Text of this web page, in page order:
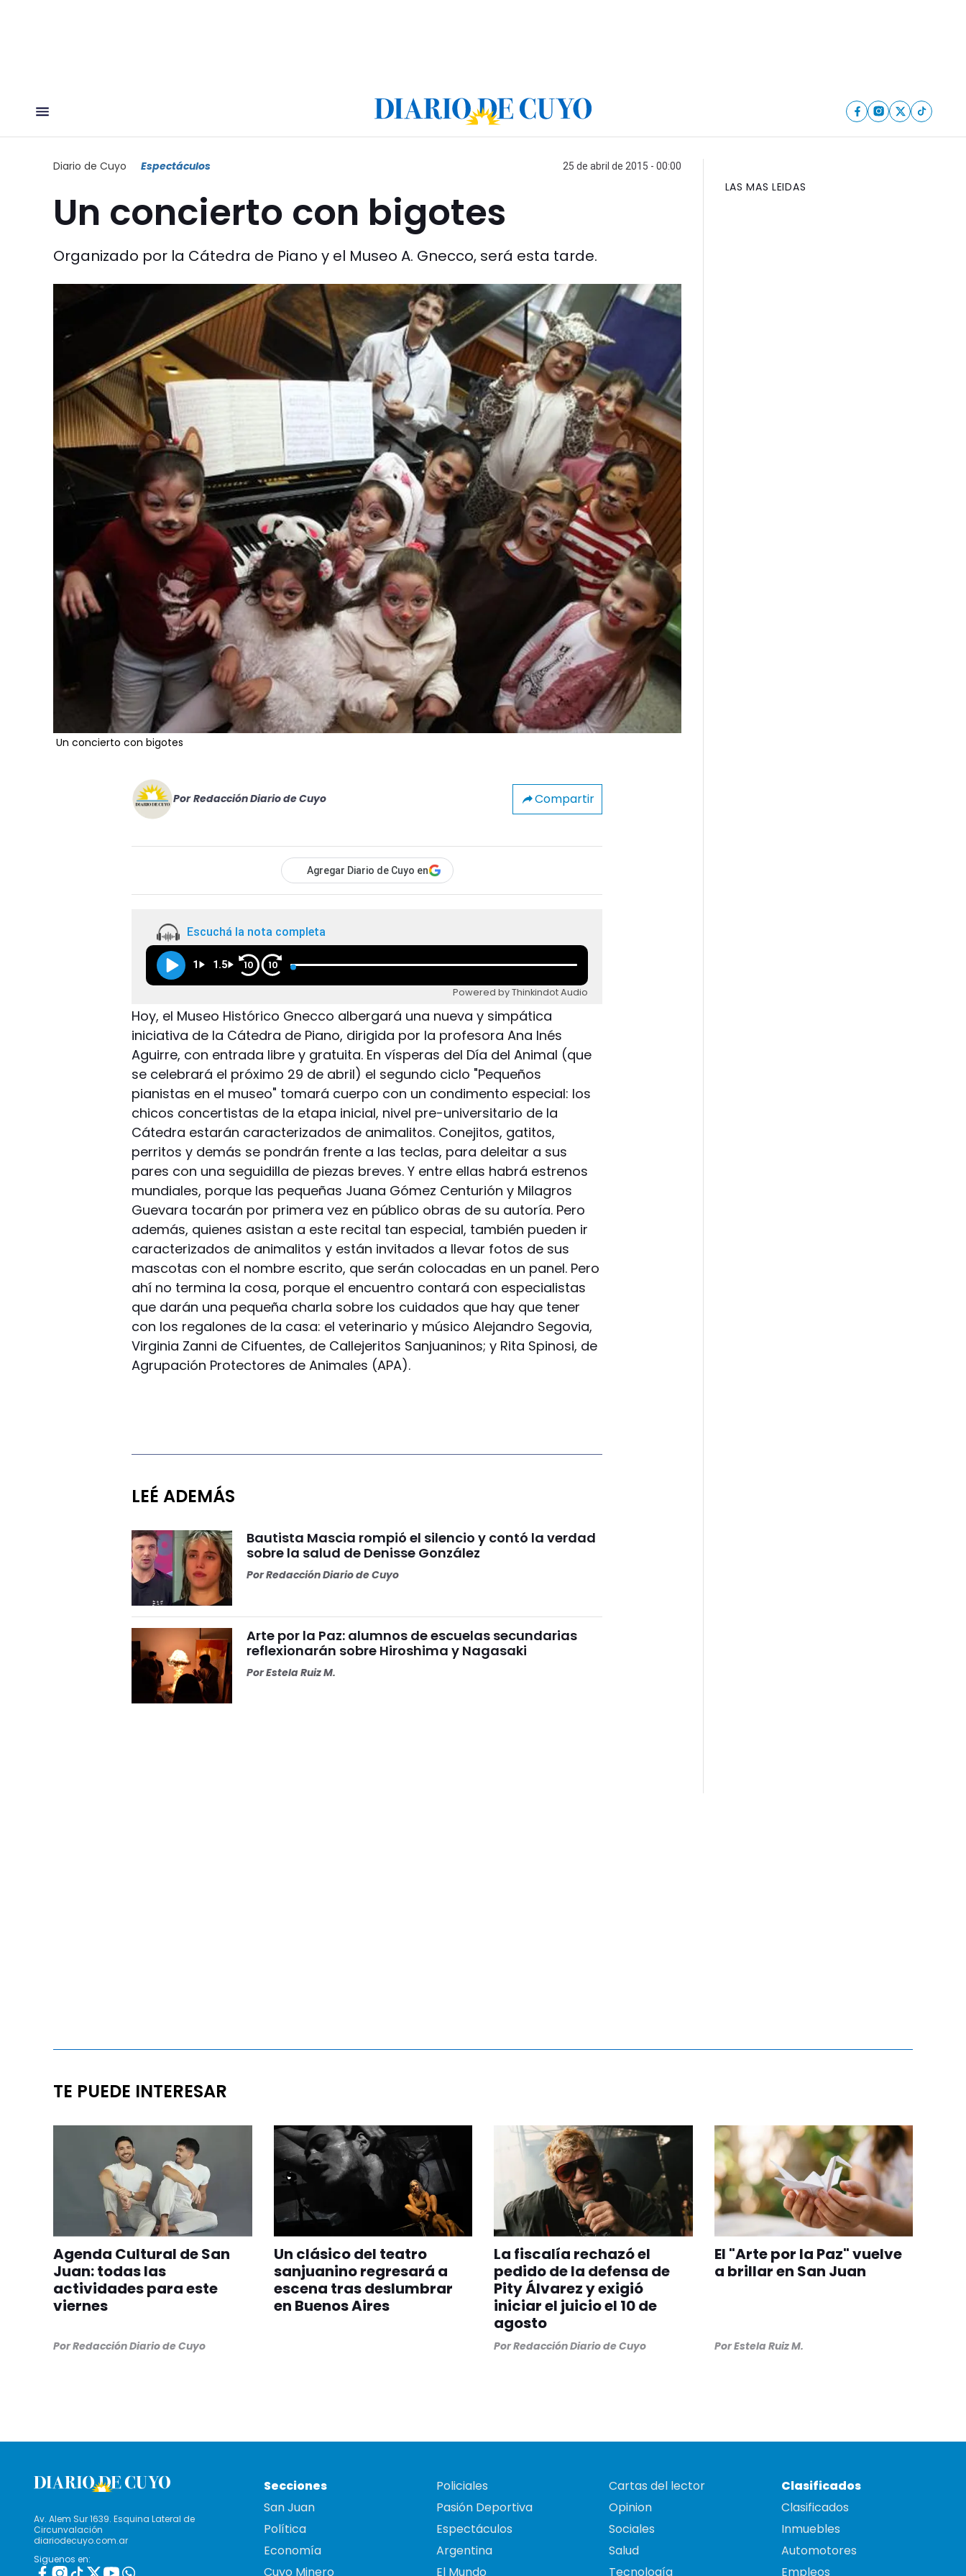
Diario de Cuyo Espectáculos 25 de abril de 2015 - 00:00
Un concierto con bigotes
Organizado por la Cátedra de Piano y el Museo A. Gnecco, será esta tarde.
Un concierto con bigotes
Por Redacción Diario de Cuyo Compartir
Agregar Diario de Cuyo en
Escuchá la nota completa
1 1.5 10 10
Powered by Thinkindot Audio
Hoy, el Museo Histórico Gnecco albergará una nueva y simpática
iniciativa de la Cátedra de Piano, dirigida por la profesora Ana Inés
Aguirre, con entrada libre y gratuita. En vísperas del Día del Animal (que
se celebrará el próximo 29 de abril) el segundo ciclo "Pequeños
pianistas en el museo" tomará cuerpo con un condimento especial: los
chicos concertistas de la etapa inicial, nivel pre-universitario de la
Cátedra estarán caracterizados de animalitos. Conejitos, gatitos,
perritos y demás se pondrán frente a las teclas, para deleitar a sus
pares con una seguidilla de piezas breves. Y entre ellas habrá estrenos
mundiales, porque las pequeñas Juana Gómez Centurión y Milagros
Guevara tocarán por primera vez en público obras de su autoría. Pero
además, quienes asistan a este recital tan especial, también pueden ir
caracterizados de animalitos y están invitados a llevar fotos de sus
mascotas con el nombre escrito, que serán colocadas en un panel. Pero
ahí no termina la cosa, porque el encuentro contará con especialistas
que darán una pequeña charla sobre los cuidados que hay que tener
con los regalones de la casa: el veterinario y músico Alejandro Segovia,
Virginia Zanni de Cifuentes, de Callejeritos Sanjuaninos; y Rita Spinosi, de
Agrupación Protectores de Animales (APA).
LEÉ ADEMÁS
Bautista Mascia rompió el silencio y contó la verdad
sobre la salud de Denisse González
PorRedacción Diario de Cuyo
Arte por la Paz: alumnos de escuelas secundarias
reflexionarán sobre Hiroshima y Nagasaki
PorEstela Ruiz M.
LAS MAS LEIDAS
TE PUEDE INTERESAR
Agenda Cultural de San
Juan: todas las
actividades para este
viernes
PorRedacción Diario de Cuyo
Un clásico del teatro
sanjuanino regresará a
escena tras deslumbrar
en Buenos Aires
La fiscalía rechazó el
pedido de la defensa de
Pity Álvarez y exigió
iniciar el juicio el 10 de
agosto
PorRedacción Diario de Cuyo
El "Arte por la Paz" vuelve
a brillar en San Juan
PorEstela Ruiz M.
Av. Alem Sur 1639. Esquina Lateral de
Circunvalación
diariodecuyo.com.ar
Siguenos en:
Secciones
San Juan
Política
Economía
Cuyo Minero
Policiales
Pasión Deportiva
Espectáculos
Argentina
El Mundo
Cartas del lector
Opinion
Sociales
Salud
Tecnología
Clasificados
Clasificados
Inmuebles
Automotores
Empleos